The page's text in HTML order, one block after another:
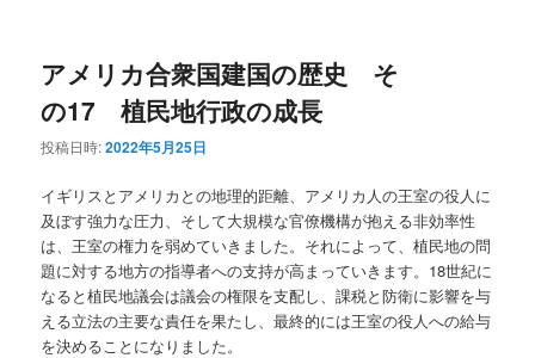
アメリカ合衆国建国の歴史 そ
の17 植民地行政の成長
投稿日時:2022年5月25日
イギリスとアメリカとの地理的距離、アメリカ人の王室の役人に
及ぼす強力な圧力、そして大規模な官僚機構が抱える非効率性
は、王室の権力を弱めていきました。それによって、植民地の問
題に対する地方の指導者への支持が高まっていきます。18世紀に
なると植民地議会は議会の権限を支配し、課税と防衛に影響を与
える立法の主要な責任を果たし、最終的には王室の役人への給与
を決めることになりました。